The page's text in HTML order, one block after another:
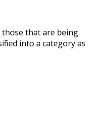
that are being
into a category as